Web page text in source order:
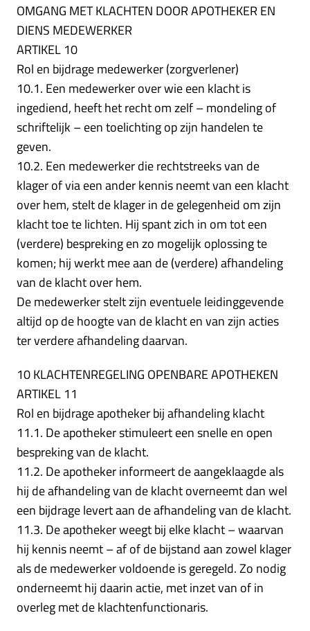
OMGANG MET KLACHTEN DOOR APOTHEKER EN
DIENS MEDEWERKER
ARTIKEL 10
Rol en bijdrage medewerker (zorgverlener)
10.1. Een medewerker over wie een klacht is
ingediend, heeft het recht om zelf – mondeling of
schriftelijk – een toelichting op zijn handelen te
geven.
10.2. Een medewerker die rechtstreeks van de
klager of via een ander kennis neemt van een klacht
over hem, stelt de klager in de gelegenheid om zijn
klacht toe te lichten. Hij spant zich in om tot een
(verdere) bespreking en zo mogelijk oplossing te
komen; hij werkt mee aan de (verdere) afhandeling
van de klacht over hem.
De medewerker stelt zijn eventuele leidinggevende
altijd op de hoogte van de klacht en van zijn acties
ter verdere afhandeling daarvan.
10 KLACHTENREGELING OPENBARE APOTHEKEN
ARTIKEL 11
Rol en bijdrage apotheker bij afhandeling klacht
11.1. De apotheker stimuleert een snelle en open
bespreking van de klacht.
11.2. De apotheker informeert de aangeklaagde als
hij de afhandeling van de klacht overneemt dan wel
een bijdrage levert aan de afhandeling van de klacht.
11.3. De apotheker weegt bij elke klacht – waarvan
hij kennis neemt – af of de bijstand aan zowel klager
als de medewerker voldoende is geregeld. Zo nodig
onderneemt hij daarin actie, met inzet van of in
overleg met de klachtenfunctionaris.